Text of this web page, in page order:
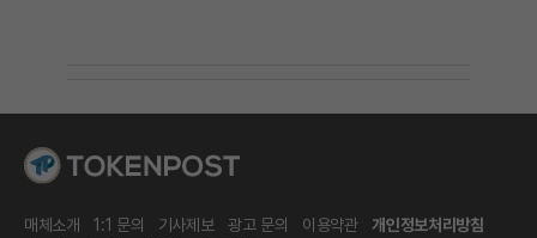
매체소개 1:1 문의 기사제보 광고 문의 이용약관
개인정보처리방침